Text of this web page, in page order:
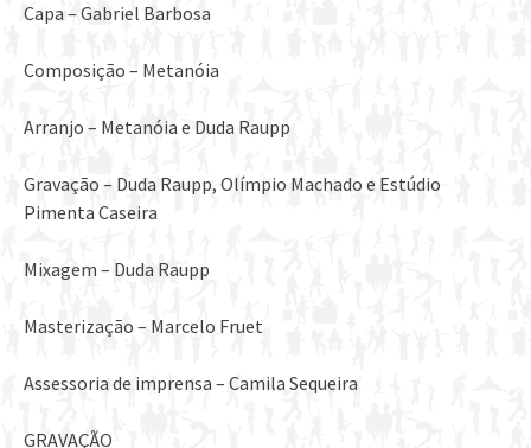
Capa – Gabriel Barbosa
Composição – Metanóia
Arranjo – Metanóia e Duda Raupp
Gravação – Duda Raupp, Olímpio Machado e Estúdio
Pimenta Caseira
Mixagem – Duda Raupp
Masterização – Marcelo Fruet
Assessoria de imprensa – Camila Sequeira
GRAVAÇÃO